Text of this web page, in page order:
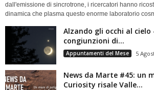
dall'emissione di sincrotrone, i ricercatori hanno
dinamica che plasma questo enorme laboratorio
Alzando gli occhi al cielo
congiunzioni di...
Appuntamenti del Mese 5
News da Marte #45: un
Curiosity risale Valle...